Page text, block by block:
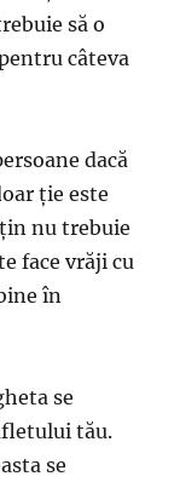
să o
câteva
dacă
ție este
nu trebuie
face vrăji cu
în
se
tău.
se